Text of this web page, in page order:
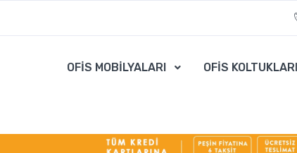
OFİS MOBİLYALARI OFİS KOLTUKLARI